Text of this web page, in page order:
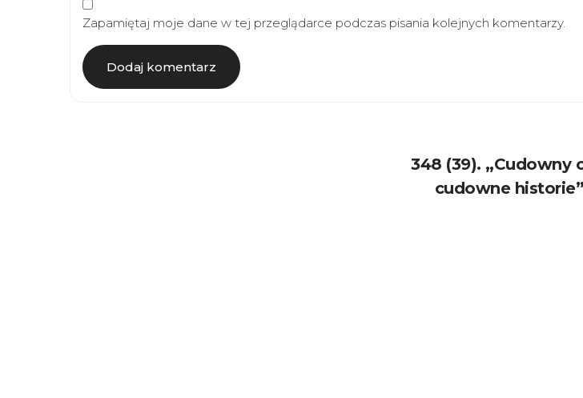
Zapamiętaj moje dane w tej przeglądarce podczas pisania kolejnych komentarzy.
348 (39). „Cudowny
cudowne